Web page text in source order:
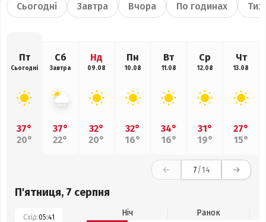
Сьогодні Завтра Вчора По годинах
Пт
Сьогодні
37°
20°
Сб
Завтра
37°
22°
Нд
09.08
32°
20°
Пн
10.08
32°
16°
Вт
11.08
34°
16°
Ср
12.08
31°
19°
Чт
13.08
27°
15°
7/14
П'ятниця, 7 серпня
Схід:05:41 Ніч
Ранок